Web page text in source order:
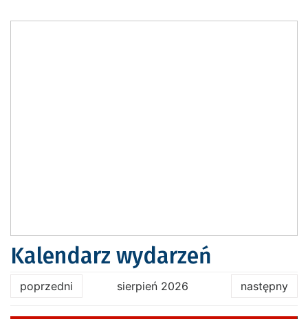
Kalendarz wydarzeń
poprzedni sierpień 2026 następny